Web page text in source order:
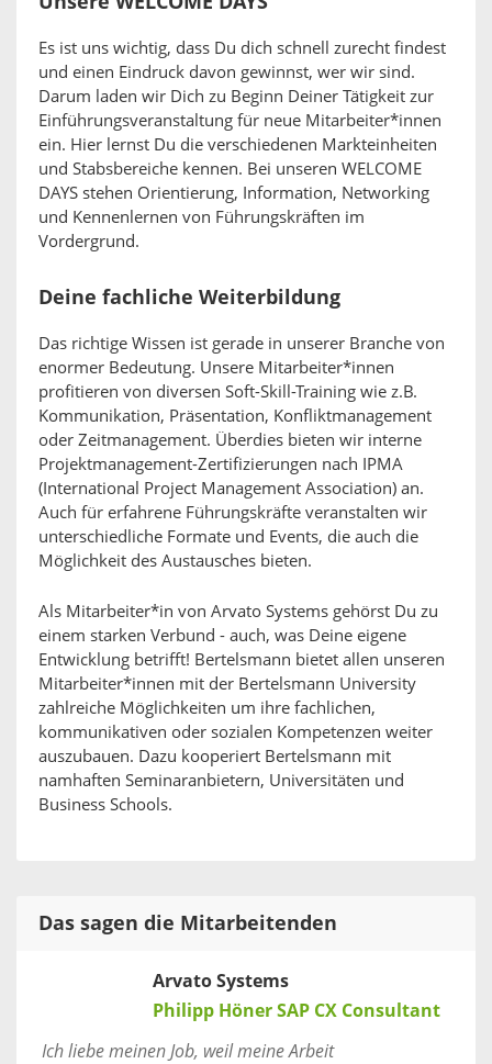
Es ist uns wichtig, dass Du dich schnell zurecht findest
und einen Eindruck davon gewinnst, wer wir sind.
Darum laden wir Dich zu Beginn Deiner Tätigkeit zur
Einführungsveranstaltung für neue Mitarbeiter*innen
ein. Hier lernst Du die verschiedenen Markteinheiten
und Stabsbereiche kennen. Bei unseren WELCOME
DAYS stehen Orientierung, Information, Networking
und Kennenlernen von Führungskräften im
Vordergrund.
Deine fachliche Weiterbildung
Das richtige Wissen ist gerade in unserer Branche von
enormer Bedeutung. Unsere Mitarbeiter*innen
profitieren von diversen Soft-Skill-Training wie z.B.
Kommunikation, Präsentation, Konfliktmanagement
oder Zeitmanagement. Überdies bieten wir interne
Projektmanagement-Zertifizierungen nach IPMA
(International Project Management Association) an.
Auch für erfahrene Führungskräfte veranstalten wir
unterschiedliche Formate und Events, die auch die
Möglichkeit des Austausches bieten.
Als Mitarbeiter*in von Arvato Systems gehörst Du zu
einem starken Verbund - auch, was Deine eigene
Entwicklung betrifft! Bertelsmann bietet allen unseren
Mitarbeiter*innen mit der Bertelsmann University
zahlreiche Möglichkeiten um ihre fachlichen,
kommunikativen oder sozialen Kompetenzen weiter
auszubauen. Dazu kooperiert Bertelsmann mit
namhaften Seminaranbietern, Universitäten und
Business Schools.
Das sagen die Mitarbeitenden
Arvato Systems
Philipp Höner SAP CX Consultant
Ich liebe meinen Job, weil meine Arbeit